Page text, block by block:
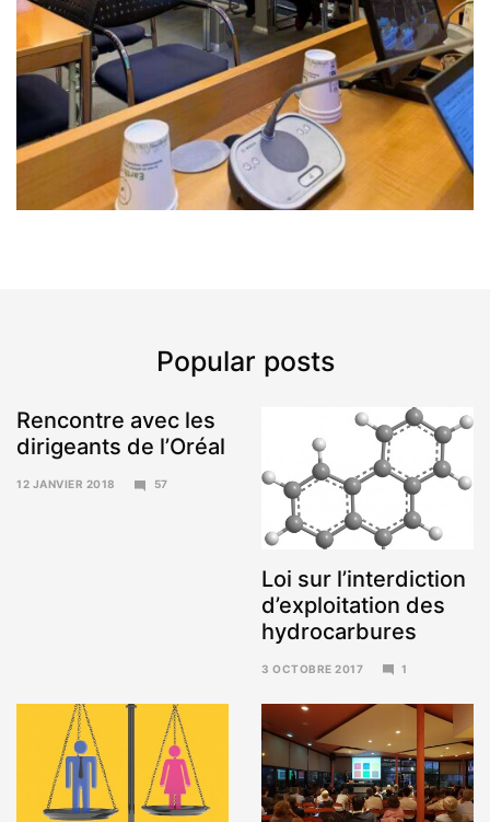
Popular posts
Rencontre avec les
dirigeants de l’Oréal
12 JANVIER 2018
57
Loi sur l’interdiction
d’exploitation des
hydrocarbures
3 OCTOBRE 2017
2017
1